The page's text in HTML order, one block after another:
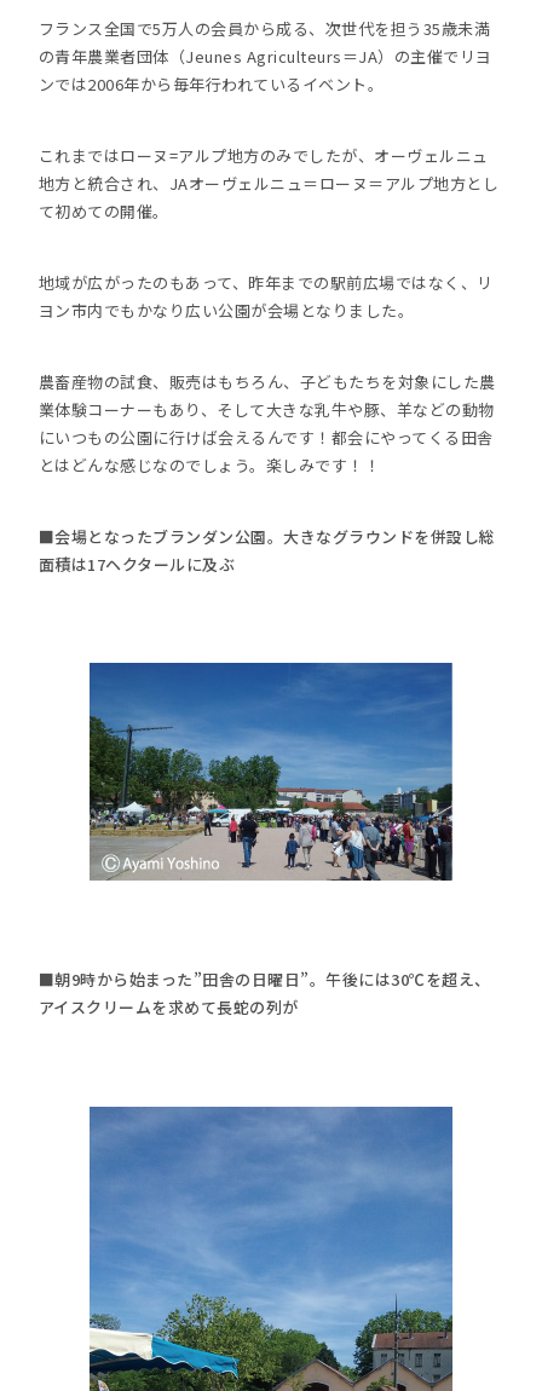
フランス全国で5万人の会員から成る、次世代を担う35歳未満
の青年農業者団体（Jeunes Agriculteurs＝JA）の主催でリヨ
ンでは2006年から毎年行われているイベント。
これまではローヌ=アルプ地方のみでしたが、オーヴェルニュ
地方と統合され、JAオーヴェルニュ＝ローヌ＝アルプ地方とし
て初めての開催。
地域が広がったのもあって、昨年までの駅前広場ではなく、リ
ヨン市内でもかなり広い公園が会場となりました。
農畜産物の試食、販売はもちろん、子どもたちを対象にした農
業体験コーナーもあり、そして大きな乳牛や豚、羊などの動物
にいつもの公園に行けば会えるんです！都会にやってくる田舎
とはどんな感じなのでしょう。楽しみです！！
■会場となったブランダン公園。大きなグラウンドを併設し総
面積は17ヘクタールに及ぶ
■朝9時から始まった”田舎の日曜日”。午後には30℃を超え、
アイスクリームを求めて長蛇の列が